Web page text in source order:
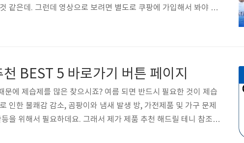
같은데. 그런데 영상으로 보려면 별도로 쿠팡에 가입해서 봐야 하
려고 가입하기에는 돈이 아까운 것도 사실이고요. 그래서 제가 무료
BEST 5 바로가기 버튼 페이지
문에 제습제를 많은 찾으시죠? 여름 되면 반드시 필요한 것이 제습
인한 불쾌감 감소, 곰팡이와 냄새 발생 방, 가전제품 및 가구 문제
을 위해서 필요하데요. 그래서 제가 제품 추천 해드릴 테니 참조하
으면 합니다. 아래 링크 남겨 드릴 테니 참조해 주세요. 여름철 제